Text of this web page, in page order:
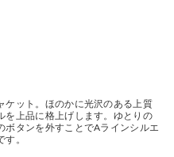
ケット。ほのかに光沢のある上質
を上品に格上げします。ゆとりの
ボタンを外すことでAラインシルエ
す。